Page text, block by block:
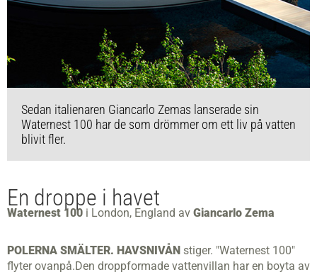
Sedan italienaren Giancarlo Zemas lanserade sin
Waternest 100 har de som drömmer om ett liv på vatten
blivit fler.
En droppe i havet
Waternest 100 i London, England av Giancarlo Zema
POLERNA SMÄLTER. HAVSNIVÅN stiger. "Waternest 100"
flyter ovanpå.Den droppformade vattenvillan har en boyta av